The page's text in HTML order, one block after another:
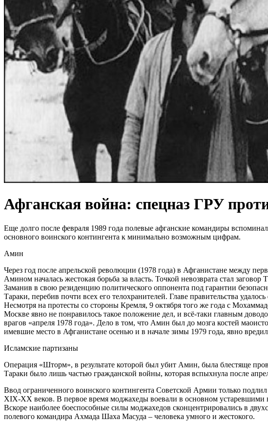
Афганская война: спецназ ГРУ
Еще долго после февраля 1989 года полевые афганские командиры
основного воинского контингента к минимально возможным цифрам.
Амин
Через год после апрельской революции (1978 года) в Афганистане между
Амином началась жестокая борьба за власть. Точкой невозврата стал
Заманив в свою резиденцию политического оппонента под гарантии
Тараки, перебив почти всех его телохранителей. Главе правительства
Несмотря на протесты со стороны Кремля, 9 октября того же года с
Москве явно не понравилось такое положение дел, и всё-таки главным
врагов «апреля 1978 года». Дело в том, что Амин был до мозга костей
имевшие место в Афганистане осенью и в начале зимы 1979 года, явно
Исламские партизаны
Операция «Шторм», в результате которой был убит Амин, была блестяще
Тараки было лишь частью гражданской войны, которая вспыхнула после
Ввод ограниченного воинского контингента Советской Армии только
XIX-XX веков. В первое время моджахеды воевали в основном устаревшими
Вскоре наиболее боеспособные силы моджахедов сконцентрировались в
полевого командира Ахмада Шаха Масуда – человека умного и жестокого.